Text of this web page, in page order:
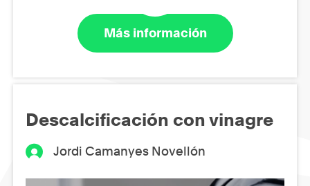
Más información
Descalcificación con vinagre
Jordi Camanyes Novellón